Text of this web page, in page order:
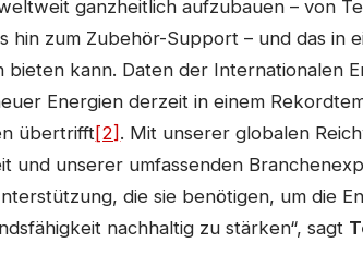
ganzheitlich aufzubauen – von
hin zum Zubehör-Support – und das in
bieten kann. Daten der Internationalen
Energien derzeit in einem
übertrifft[2] . Mit unserer globalen
und unserer umfassenden
die sie benötigen, um die
nachhaltig zu stärken“, sagt